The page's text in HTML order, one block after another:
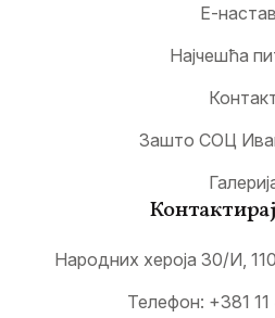
Е-
Најчешћа
Зашто СОЦ
Народних хероја 30/И,
Телефон: +381